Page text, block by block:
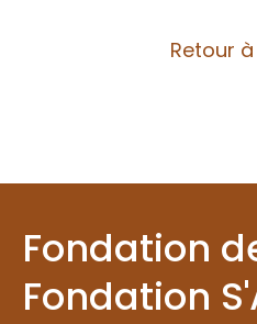
Retour
Fondation
Fondation